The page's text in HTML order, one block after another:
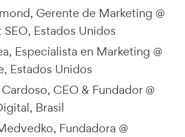
Gerente de Marketing @
Estados Unidos
Especialista en Marketing @
Estados Unidos
CEO & Fundador @
Brasil
Fundadora @